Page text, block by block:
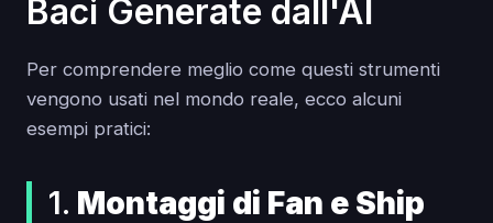
Baci Generate dall'AI
Per comprendere meglio come questi strumenti
vengono usati nel mondo reale, ecco alcuni
esempi pratici:
1. Montaggi di Fan e Ship